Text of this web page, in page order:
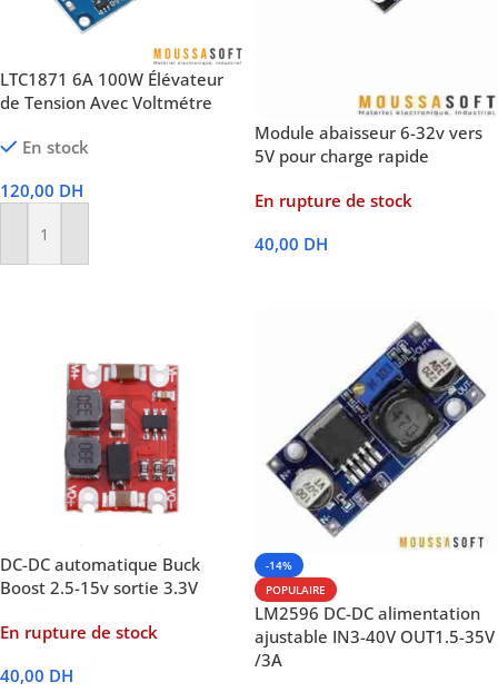
LTC1871 6A 100W Élévateur
de Tension Avec Voltmétre
En stock
120,00 DH
Ajouter Au Panier
Module abaisseur 6-32v vers
5V pour charge rapide
En rupture de stock
40,00 DH
DC-DC automatique Buck
Boost 2.5-15v sortie 3.3V
En rupture de stock
40,00 DH
-14%
POPULAIRE
LM2596 DC-DC alimentation
ajustable IN3-40V OUT1.5-35V
/3A